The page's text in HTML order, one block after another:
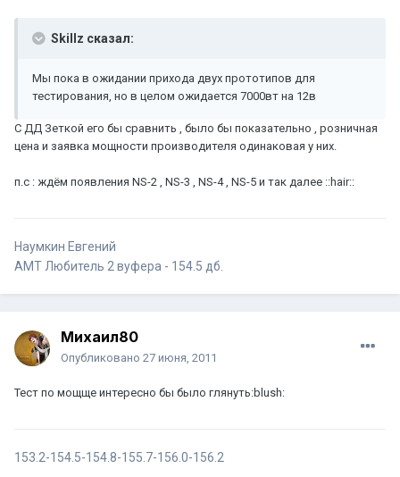
Skillz сказал:
Мы пока в ожидании прихода двух прототипов для
тестирования, но в целом ожидается 7000вт на 12в
С ДД Зеткой его бы сравнить , было бы показательно , розничная
цена и заявка мощности производителя одинаковая у них.
п.с : ждём появления NS-2 , NS-3 , NS-4 , NS-5 и так далее ::hair::
Наумкин Евгений
АМТ Любитель 2 вуфера - 154.5 дб.
Михаил80
Опубликовано 27 июня, 2011
Тест по мощще интересно бы было глянуть:blush:
153.2-154.5-154.8-155.7-156.0-156.2